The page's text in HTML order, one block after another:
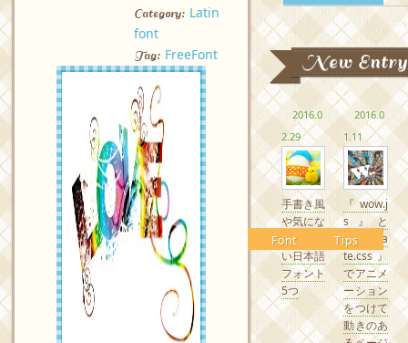
Category: Latin
font
Tag: FreeFont New Entry
2016.0
2.29
Font
手書き風
や気にな
るかわい
い日本語
フォント
5つ
2016.0
1.11
Tips
『wow.j
s』と
『Anima
te.css』
でアニメ
ーション
をつけて
動きのあ